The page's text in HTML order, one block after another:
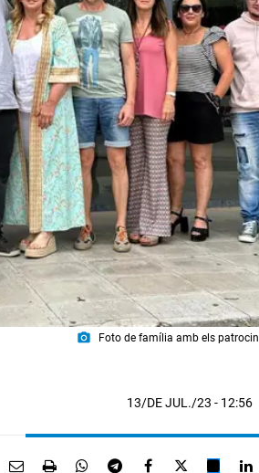
photo_camera Foto de família amb els
13/DE JUL./23 - 12:56